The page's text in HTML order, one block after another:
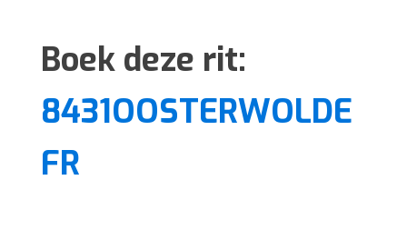
Boek deze rit:
8431OOSTERWOLDE
FR